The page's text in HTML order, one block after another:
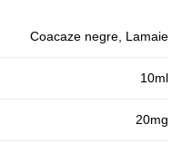
Coacaze negre, Lamaie
10ml
20mg